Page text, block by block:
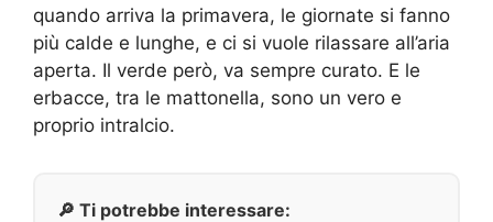
quando arriva la primavera, le giornate si fanno
più calde e lunghe, e ci si vuole rilassare all’aria
aperta. Il verde però, va sempre curato. E le
erbacce, tra le mattonella, sono un vero e
proprio intralcio.
🔎 Ti potrebbe interessare: